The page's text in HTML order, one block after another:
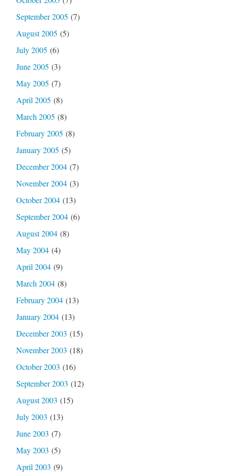
September 2005 (7)
August 2005 (5)
July 2005 (6)
June 2005 (3)
May 2005 (7)
April 2005 (8)
March 2005 (8)
February 2005 (8)
January 2005 (5)
December 2004(7)
November 2004(3)
October 2004(13)
September 2004(6)
August 2004(8)
May 2004(4)
April 2004(9)
March 2004(8)
February 2004(13)
January 2004(13)
December 2003 (15)
November 2003 (18)
October 2003 (16)
September 2003 (12)
August 2003 (15)
July 2003 (13)
June 2003 (7)
May 2003 (5)
April 2003 (9)